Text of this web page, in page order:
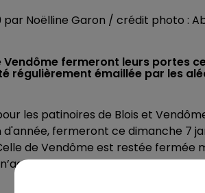
par Noëlline Garon / crédit photo :
Vendôme fermeront leurs portes
régulièrement émaillée par les
les patinoires de Blois et
fermeront ce dimanche 7
de Vendôme est restée fermée
plus de patineurs depuis